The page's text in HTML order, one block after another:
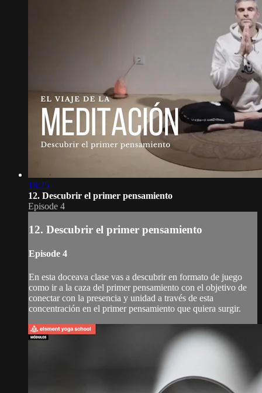
18:25
12. Descubrir el primer pensamiento
Episode 4
12. Descubrir el primer pensamiento
Episode 4
En esta doceava clase vas a descubrir en formato de juego
como ir a la caza del primer pensamiento con el objetivo de
conectar con la presencia y unidad a través de esta
concentración en el primer pensamiento que quiera surgir.